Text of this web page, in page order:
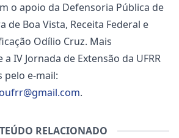
o apoio da Defensoria Pública de
de Boa Vista, Receita Federal e
Odílio Cruz. Mais
IV Jornada de Extensão da UFRR
pelo e-mail:
.
RELACIONADO